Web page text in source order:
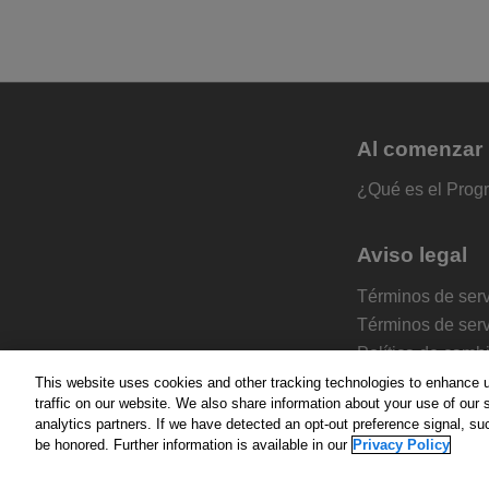
Al comenzar
¿Qué es el
Aviso legal
Términos de
Términos de
Política de
Directrices de
Directrices de
Política de
This website uses cookies and other tracking technologies to enhance
traffic on our website. We also share information about your use of our
analytics partners. If we have detected an opt-out preference signal,
be honored. Further information is available in our Privacy Policy